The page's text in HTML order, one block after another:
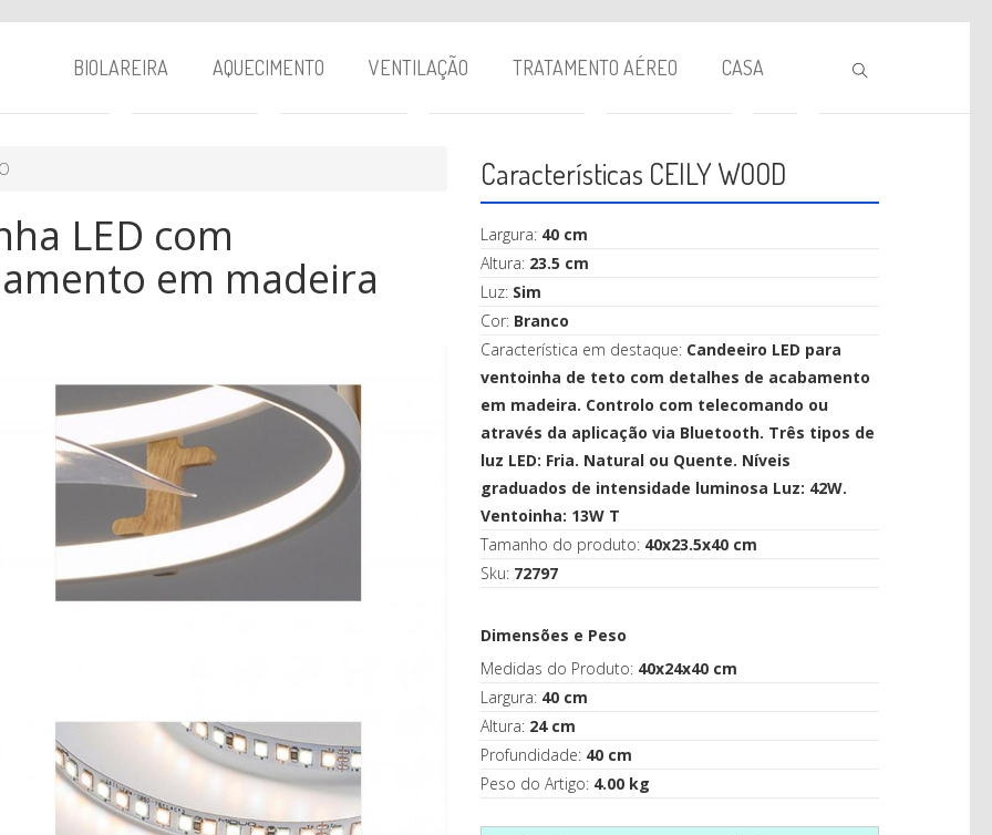
BIOLAREIRA
AQUECIMENTO
VENTILAÇÃO
TRATAMENTO AÉREO
BIOLAREIRA AQUECIMENTO VENTILAÇÃO TRATAMENTO AÉREO CASA
LED com
em madeira
Características CEILY WOOD
Largura: 40 cm
Altura: 23.5 cm
Luz: Sim
Cor: Branco
Característica em destaque: Candeeiro LED para
ventoinha de teto com detalhes de acabamento
em madeira. Controlo com telecomando ou
através da aplicação via Bluetooth. Três tipos de
luz LED: Fria. Natural ou Quente. Níveis
graduados de intensidade luminosa Luz: 42W.
Ventoinha: 13W T
Tamanho do produto: 40x23.5x40 cm
Sku: 72797
Dimensões e Peso
Medidas do Produto: 40x24x40 cm
Largura: 40 cm
Altura: 24 cm
Profundidade: 40 cm
Peso do Artigo: 4.00 kg